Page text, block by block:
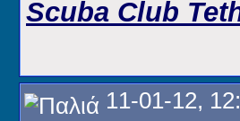
Scuba Club
11-01-12,